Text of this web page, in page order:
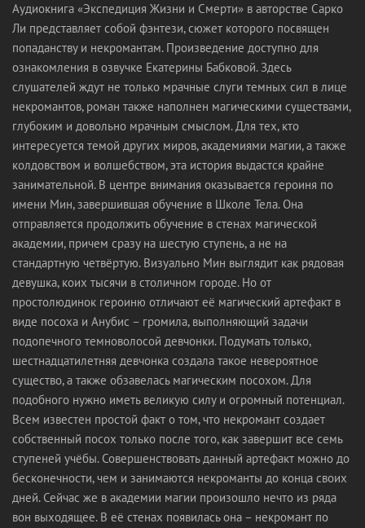
Аудиокнига «Экспедиция Жизни и Смерти» в авторстве Сарко
Ли представляет собой фэнтези, сюжет которого посвящен
попаданству и некромантам. Произведение доступно для
ознакомления в озвучке Екатерины Бабковой. Здесь
слушателей ждут не только мрачные слуги темных сил в лице
некромантов, роман также наполнен магическими существами,
глубоким и довольно мрачным смыслом. Для тех, кто
интересуется темой других миров, академиями магии, а также
колдовством и волшебством, эта история выдастся крайне
занимательной. В центре внимания оказывается героиня по
имени Мин, завершившая обучение в Школе Тела. Она
отправляется продолжить обучение в стенах магической
академии, причем сразу на шестую ступень, а не на
стандартную четвёртую. Визуально Мин выглядит как рядовая
девушка, коих тысячи в столичном городе. Но от
простолюдинок героиню отличают её магический артефакт в
виде посоха и Анубис – громила, выполняющий задачи
подопечного темноволосой девчонки. Подумать только,
шестнадцатилетняя девчонка создала такое невероятное
существо, а также обзавелась магическим посохом. Для
подобного нужно иметь великую силу и огромный потенциал.
Всем известен простой факт о том, что некромант создает
собственный посох только после того, как завершит все семь
ступеней учёбы. Совершенствовать данный артефакт можно до
бесконечности, чем и занимаются некроманты до конца своих
дней. Сейчас же в академии магии произошло нечто из ряда
вон выходящее. В её стенах появилась она – некромант по